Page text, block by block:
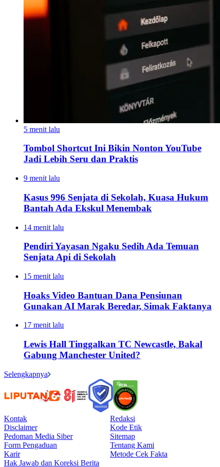
5 menit lalu
Tombol Shortcut Ini Bikin Nonton YouTube
Jadi Lebih Seru dan Praktis
9 menit lalu
Kasus 996 Senjata di Sekolah, Kuasa Hukum
Bantah Ada Ekskul Menembak
14 menit lalu
Pendiri Yayasan Ngaku Sedih Ada Temuan
Senjata Api di Sekolah
15 menit lalu
Hoaks Video Bantuan Dana Pensiunan
Gunakan AI Marak Beredar, Simak Faktanya
17 menit lalu
Lewis Hall Tinggalkan TC Newcastle, Bakal
Gabung Manchester United?
Selengkapnya
Kontak
Redaksi
Disclaimer
Kode Etik
Pedoman Media Siber
Sitemap
Form Pengaduan
Tentang Kami
Karir
Metode Cek Fakta
Hak Jawab dan Koreksi Berita